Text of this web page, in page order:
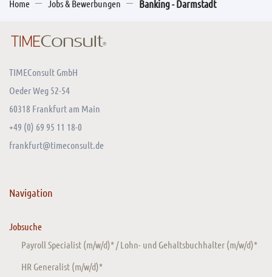
Home Jobs & Bewerbungen Banking - Darmstadt
TIMEConsult GmbH
Oeder Weg 52-54
60318 Frankfurt am Main
+49 (0) 69 95 11 18-0
frankfurt@timeconsult.de
Navigation
Jobsuche
Payroll Specialist (m/w/d)* / Lohn- und Gehaltsbuchhalter (m/w/d)*
HR Generalist (m/w/d)*